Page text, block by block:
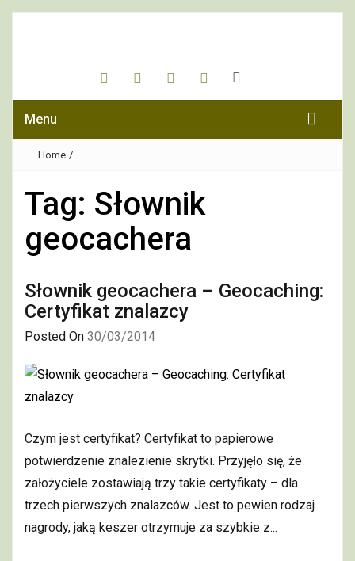
Menu
Home /
Tag: Słownik
geocachera
Słownik geocachera – Geocaching:
Certyfikat znalazcy
Posted On 30/03/2014
Czym jest certyfikat? Certyfikat to papierowe
potwierdzenie znalezienie skrytki. Przyjęło się, że
założyciele zostawiają trzy takie certyfikaty – dla
trzech pierwszych znalazców. Jest to pewien rodzaj
nagrody, jaką keszer otrzymuje za szybkie z...